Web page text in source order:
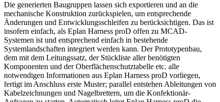
Die generierten Baugruppen lassen sich exportieren und an die
mechanische Konstruktion zurückspielen, um entsprechende
Änderungen und Entwicklungsschleifen zu berücksichtigen. Das ist
insofern einfach, als Eplan Harness proD offen zu MCAD-
Systemen ist und entsprechend einfach in bestehende
Systemlandschaften integriert werden kann. Der Prototypenbau,
dem mit dem Leitungssatz, der Stückliste aller benötigten
Komponenten und der Oberflächenschutztabelle etc. alle
notwendigen Informationen aus Eplan Harness proD vorliegen,
fertigt im Anschluss erste Muster; parallel entstehen Ableitungen von
Kabelzeichnungen und Nagelbrettern, um die Konfektionär-